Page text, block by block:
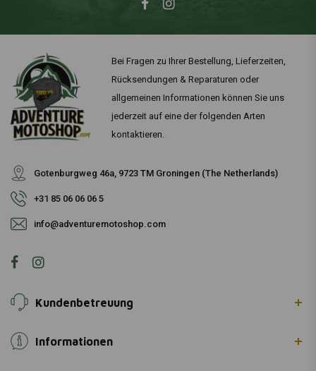
Bei Fragen zu Ihrer Bestellung, Lieferzeiten,
Rücksendungen & Reparaturen oder
allgemeinen Informationen können Sie uns
jederzeit auf eine der folgenden Arten
kontaktieren.
Gotenburgweg 46a, 9723 TM Groningen (The Netherlands)
+31 85 06 06 06 5
info@adventuremotoshop.com
Kundenbetreuung
Informationen